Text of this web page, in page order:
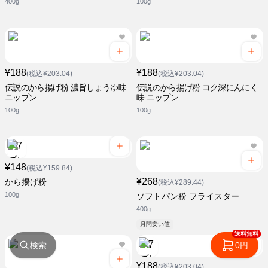
¥188(税込¥203.04)
伝説のから揚げ粉 濃旨しょうゆ味
ニップン
100g
¥188(税込¥203.04)
伝説のから揚げ粉 コク深にんにく
味 ニップン
100g
¥148(税込¥159.84)
から揚げ粉
100g
¥268(税込¥289.44)
ソフトパン粉 フライスター
400g
月間安い値
¥188
検索
送料無料
0円